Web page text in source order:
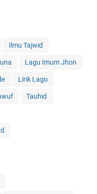
Ilmu Tajwid
Lagu Imum Jhon
Lirik Lagu
Tauhid